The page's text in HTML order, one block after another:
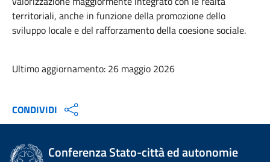
territoriali, anche in funzione della promozione dello
sviluppo locale e del rafforzamento della coesione sociale.
Ultimo aggiornamento: 26 maggio 2026
CONDIVIDI
Conferenza Stato-città ed autonomie